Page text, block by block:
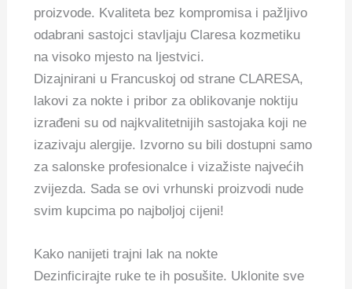
proizvode. Kvaliteta bez kompromisa i pažljivo
odabrani sastojci stavljaju Claresa kozmetiku
na visoko mjesto na ljestvici.
Dizajnirani u Francuskoj od strane CLARESA,
lakovi za nokte i pribor za oblikovanje noktiju
izrađeni su od najkvalitetnijih sastojaka koji ne
izazivaju alergije. Izvorno su bili dostupni samo
za salonske profesionalce i vizažiste najvećih
zvijezda. Sada se ovi vrhunski proizvodi nude
svim kupcima po najboljoj cijeni!
Kako nanijeti trajni lak na nokte
Dezinficirajte ruke te ih posušite. Uklonite sve